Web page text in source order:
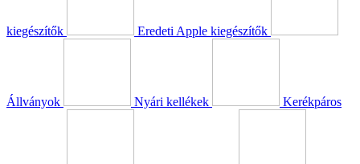
kiegészítők Eredeti Apple kiegészítők
Állványok Nyári kellékek Kerékpáros